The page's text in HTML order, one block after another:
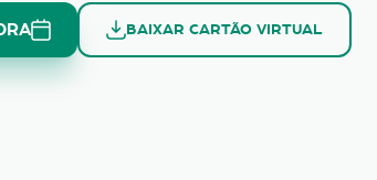
BAIXAR CARTÃO VIRTUAL